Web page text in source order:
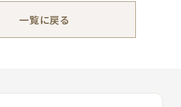
一覧に戻る